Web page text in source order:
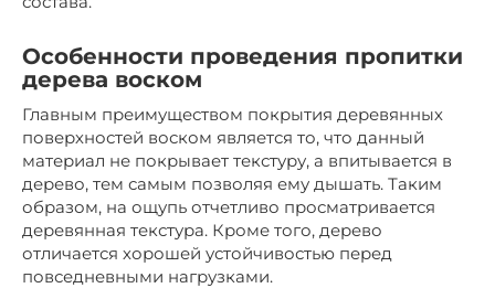
Особенности проведения пропитки
дерева воском
Главным преимуществом покрытия деревянных
поверхностей воском является то, что данный
материал не покрывает текстуру, а впитывается в
дерево, тем самым позволяя ему дышать. Таким
образом, на ощупь отчетливо просматривается
деревянная текстура. Кроме того, дерево
отличается хорошей устойчивостью перед
повседневными нагрузками.